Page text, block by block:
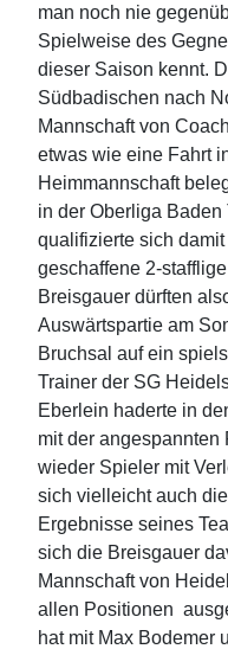
man noch nie
Spielweise des
dieser Saison kennt.
Südbadischen nach
Mannschaft von
etwas wie eine Fahrt
Heimmannschaft
in der Oberliga Baden
qualifizierte sich
geschaffene 2-
Breisgauer dürften
Auswärtspartie am
Bruchsal auf ein
Trainer der SG
Eberlein haderte in
mit der angespannten
wieder Spieler mit
sich vielleicht auch
Ergebnisse seines
sich die Breisgauer
Mannschaft von
allen Positionen
hat mit Max Bodemer